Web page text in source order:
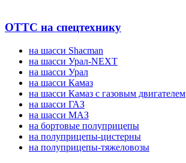
ОТТС на спецтехнику
на шасси Shacman
на шасси Урал-NEXT
на шасси Урал
на шасси Камаз
на шасси Камаз с газовым двигателем
на шасси ГАЗ
на шасси МАЗ
на бортовые полуприцепы
на полуприцепы-цистерны
на полуприцепы-тяжеловозы